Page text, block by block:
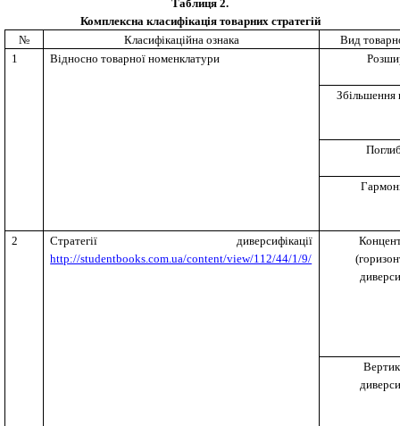
Таблиця 2.
Комплексна класифікація товарних стратегій
№
Класифікаційна ознака
Вид
1
Відносно товарної номенклатури
Збільшення
2
Стратегії диверсифікації
http://studentbooks.com.ua/content/view/112/44/1/9/